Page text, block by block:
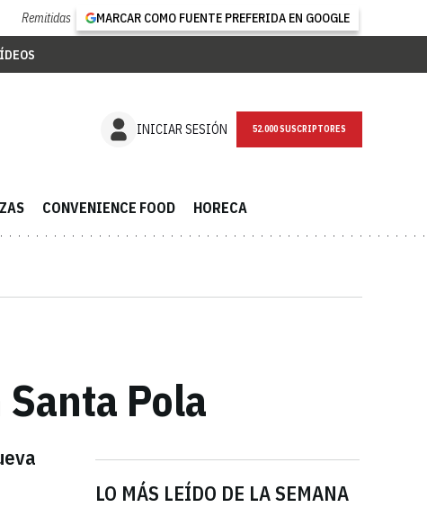
Remitidas MARCAR COMO FUENTE PREFERIDA EN GOOGLE
INICIAR SESIÓN NEWSLETTER
CONVENIENCE FOOD HORECA
Pola
LO MÁS LEÍDO DE LA SEMANA